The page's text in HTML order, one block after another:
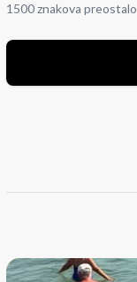
1500 znakova preostalo